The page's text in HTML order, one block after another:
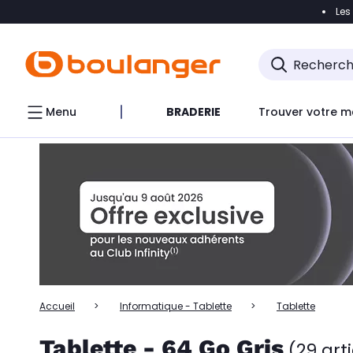
Accéder
Accéder directement au chatbot
Menu BRADERIE Trouver votre
Accueil Informatique - Tablette Tablette